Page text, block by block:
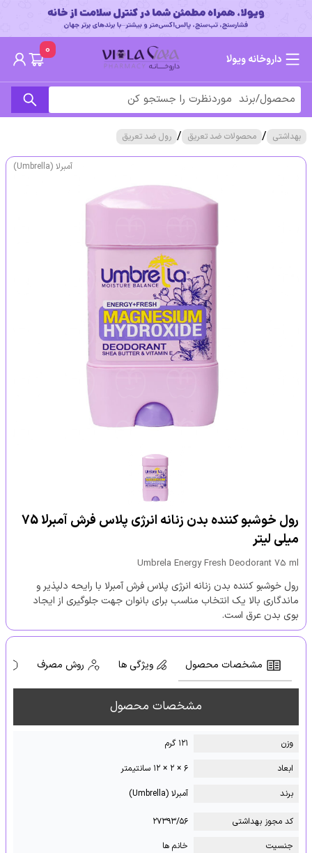
داروخانه ویولا
0
بهداشتی / محصولات ضد تعریق / رول ضد تعریق
آمبرلا (Umbrella)
رول خوشبو کننده بدن زنانه انرژی پلاس فرش آمبرلا 75
میلی لیتر
Umbrela Energy Fresh Deodorant 75 ml
رول خوشبو کننده بدن زنانه انرژی پلاس فرش آمبرلا با رایحه دلپذیر و
ماندگاری بالا یک انتخاب مناسب برای بانوان جهت جلوگیری از ایجاد
بوی بدن عرق است.
مشخصات محصول ویژگی ها روش مصرف
مشخصات محصول
وزن
۱۲۱ گرم
ابعاد
۶ × ۲ × ۱۲ سانتیمتر
برند
آمبرلا (Umbrella)
کد مجوز بهداشتی
۲۷۳۹۳/۵۶
جنسیت
خانم ها